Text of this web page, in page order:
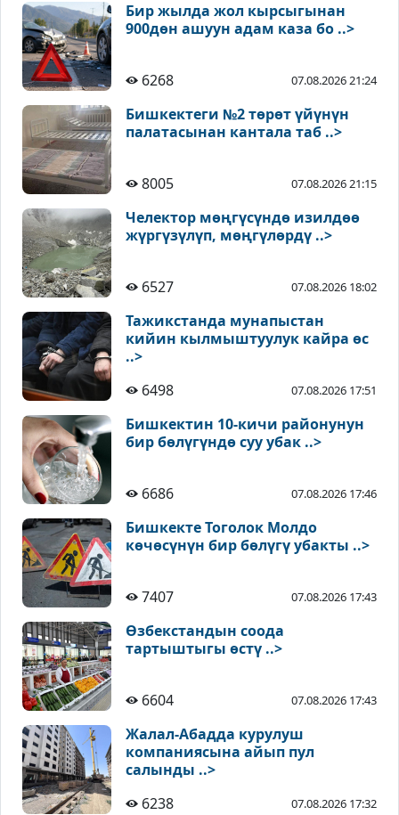
Бир жылда жол кырсыгынан
900дөн ашуун адам каза бо ..>
6268 07.08.2026 21:24
Бишкектеги №2 төрөт үйүнүн
палатасынан кантала таб ..>
8005 07.08.2026 21:15
Челектор мөңгүсүндө изилдөө
жүргүзүлүп, мөңгүлөрдү ..>
6527 07.08.2026 18:02
Тажикстанда мунапыстан
кийин кылмыштуулук кайра өс
..>
6498
07.08.2026 17:51
Бишкектин 10-кичи районунун
бир бөлүгүндө суу убак ..>
6686 07.08.2026 17:46
Бишкекте Тоголок Молдо
көчөсүнүн бир бөлүгү убакты ..>
7407 07.08.2026 17:43
Өзбекстандын соода
тартыштыгы өстү ..>
6604 07.08.2026 17:43
Жалал-Абадда курулуш
компаниясына айып пул
салынды ..>
6238
07.08.2026 17:32